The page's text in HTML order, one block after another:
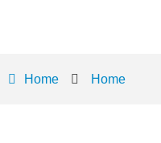
Home Home